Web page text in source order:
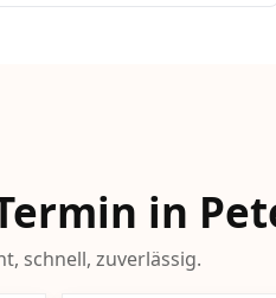
in
schnell, zuverlässig.